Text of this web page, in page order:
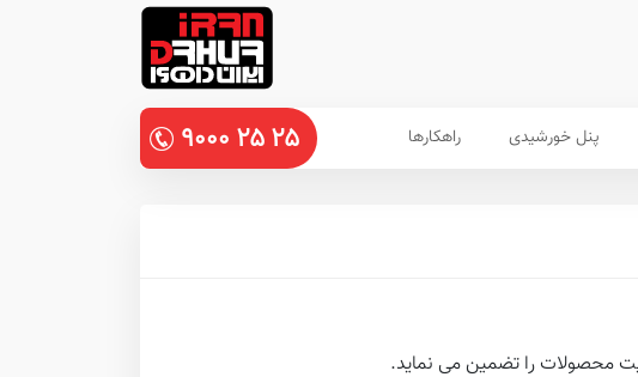
پنل خورشیدی راهکارها ۹۰۰۰ ۲۵۲۵